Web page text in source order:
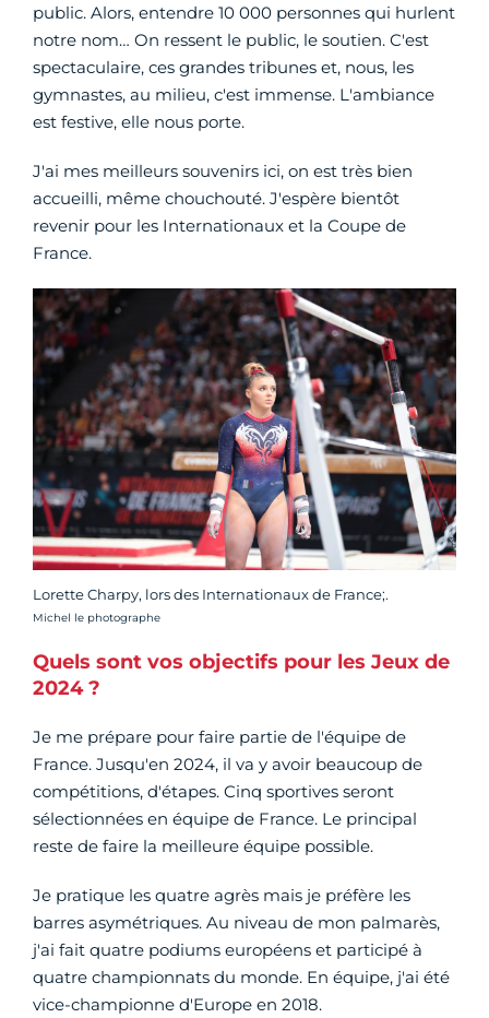
public. Alors, entendre 10 000 personnes qui hurlent
notre nom… On ressent le public, le soutien. C'est
spectaculaire, ces grandes tribunes et, nous, les
gymnastes, au milieu, c'est immense. L'ambiance
est festive, elle nous porte.
J'ai mes meilleurs souvenirs ici, on est très bien
accueilli, même chouchouté. J'espère bientôt
revenir pour les Internationaux et la Coupe de
France.
Lorette Charpy, lors des Internationaux de France;.
Crédit photo :
Michel le photographe
Quels sont vos objectifs pour les Jeux de
2024 ?
Je me prépare pour faire partie de l'équipe de
France. Jusqu'en 2024, il va y avoir beaucoup de
compétitions, d'étapes. Cinq sportives seront
sélectionnées en équipe de France. Le principal
reste de faire la meilleure équipe possible.
Je pratique les quatre agrès mais je préfère les
barres asymétriques. Au niveau de mon palmarès,
j'ai fait quatre podiums européens et participé à
quatre championnats du monde. En équipe, j'ai été
vice-championne d'Europe en 2018.